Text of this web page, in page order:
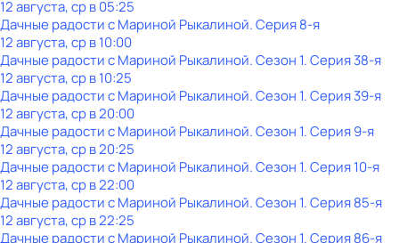
12 августа, ср в 05:25
Дачные радости с Мариной Рыкалиной. Серия 8-я
12 августа, ср в 10:00
Дачные радости с Мариной Рыкалиной. Сезон 1. Серия 38-я
12 августа, ср в 10:25
Дачные радости с Мариной Рыкалиной. Сезон 1. Серия 39-я
12 августа, ср в 20:00
Дачные радости с Мариной Рыкалиной. Сезон 1. Серия 9-я
12 августа, ср в 20:25
Дачные радости с Мариной Рыкалиной. Сезон 1. Серия 10-я
12 августа, ср в 22:00
Дачные радости с Мариной Рыкалиной. Сезон 1. Серия 85-я
12 августа, ср в 22:25
Дачные радости с Мариной Рыкалиной. Сезон 1. Серия 86-я